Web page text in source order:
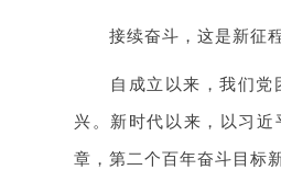
接续奋斗，这是新征程
自成立以来，我们党团
兴。新时代以来，以习
章，第二个百年奋斗目标